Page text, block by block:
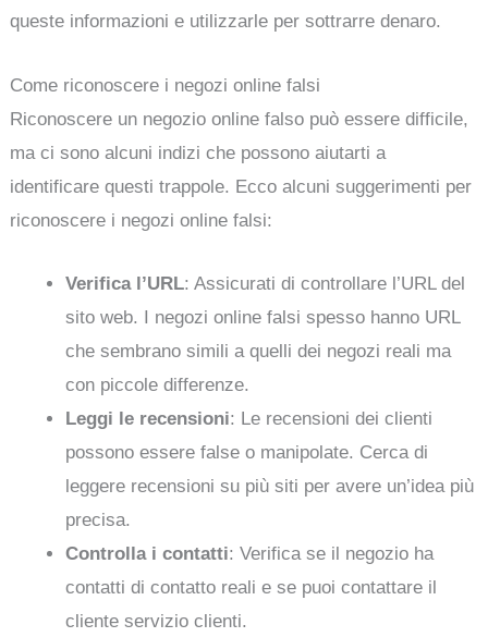
queste informazioni e utilizzarle per sottrarre denaro.
Come riconoscere i negozi online falsi
Riconoscere un negozio online falso può essere difficile,
ma ci sono alcuni indizi che possono aiutarti a
identificare questi trappole. Ecco alcuni suggerimenti per
riconoscere i negozi online falsi:
Verifica l’URL: Assicurati di controllare l’URL del
sito web. I negozi online falsi spesso hanno URL
che sembrano simili a quelli dei negozi reali ma
con piccole differenze.
Leggi le recensioni: Le recensioni dei clienti
possono essere false o manipolate. Cerca di
leggere recensioni su più siti per avere un’idea più
precisa.
Controlla i contatti: Verifica se il negozio ha
contatti di contatto reali e se puoi contattare il
cliente servizio clienti.